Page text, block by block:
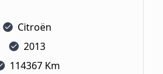
Citroën
2013
114367 Km